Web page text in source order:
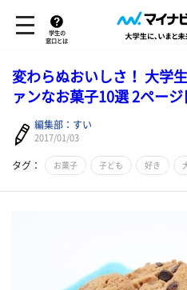
学生の
窓口とは
変わらぬおいしさ！ 大学
ァンなお菓子10選 2ページ
編集部：すい
2017/01/03
タグ： お菓子 子ども 好き